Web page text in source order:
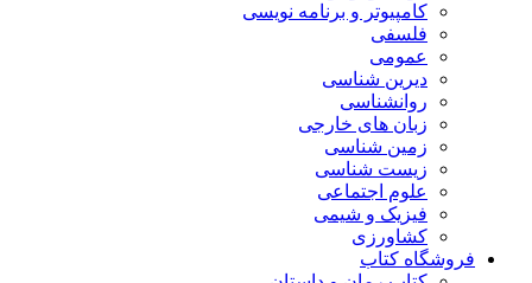
کامپیوتر و برنامه نویسی
فلسفی
عمومی
دیرین شناسی
روانشناسی
زبان های خارجی
زمین شناسی
زیست شناسی
علوم اجتماعی
فیزیک و شیمی
کشاورزی
فروشگاه کتاب